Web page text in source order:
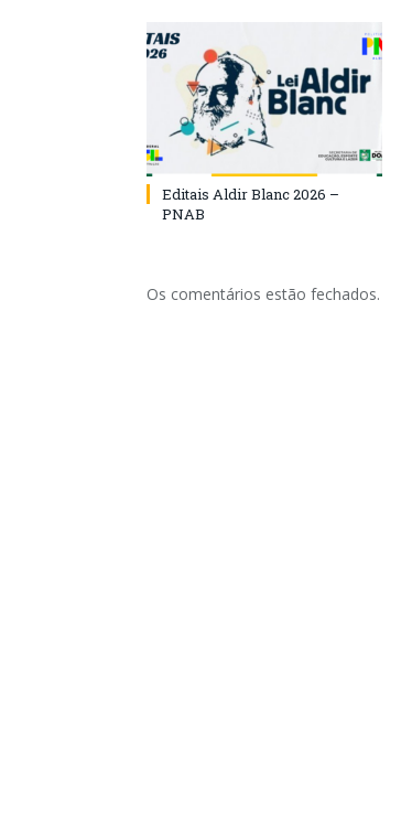
Editais Aldir Blanc 2026 –
PNAB
Os comentários estão fechados.